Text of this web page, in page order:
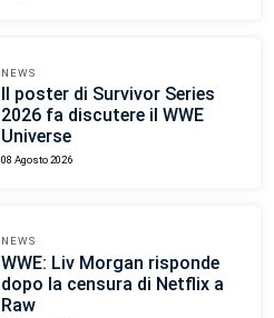
NEWS
Il poster di Survivor Series
2026 fa discutere il WWE
Universe
08 Agosto 2026
NEWS
WWE: Liv Morgan risponde
dopo la censura di Netflix a
Raw